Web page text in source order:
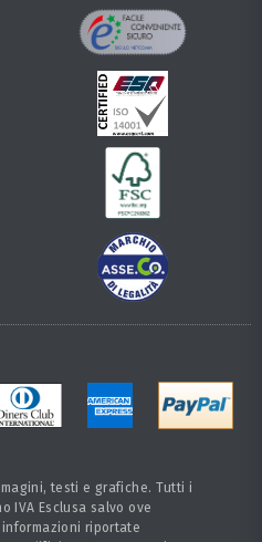
testi e grafiche. Tutti i
IVA Esclusa salvo ove
riportate